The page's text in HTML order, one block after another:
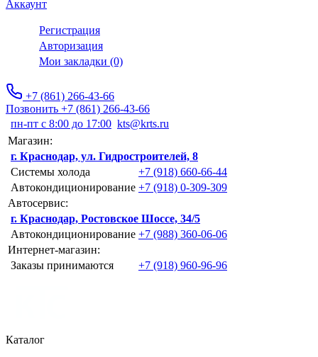
Аккаунт
Регистрация
Авторизация
Мои закладки (0)
+7 (861) 266-43-66
Позвонить +7 (861) 266-43-66
пн-пт с 8:00 до 17:00 kts@krts.ru
Магазин:
г. Краснодар, ул. Гидростроителей, 8
Системы холода
+7 (918) 660-66-44
Автокондиционирование +7 (918) 0-309-309
Автосервис:
г. Краснодар, Ростовское Шоссе, 34/5
Автокондиционирование +7 (988) 360-06-06
Интернет-магазин:
Заказы принимаются
+7 (918) 960-96-96
Каталог